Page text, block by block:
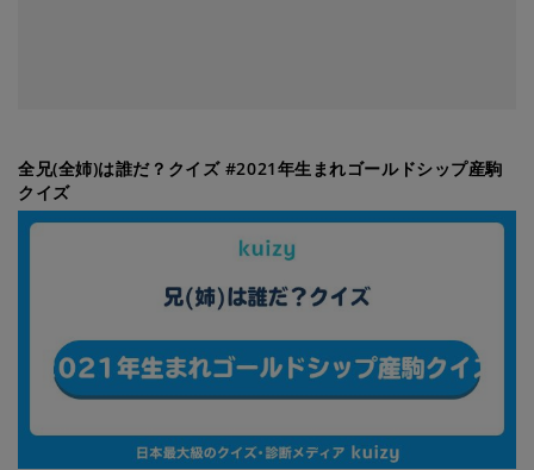
全兄(全姉)は誰だ？クイズ #2021年生まれゴールドシップ産駒
クイズ